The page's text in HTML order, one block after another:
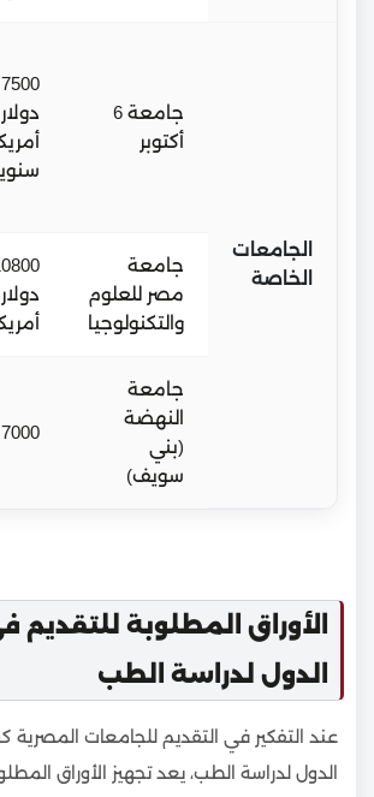
الجامعات
الخاصة
جامعة 6
أكتوبر
7500
دولار
جامعة
مصر للعلوم
والتكنولوجيا
دولار
جامعة
النهضة
(بني
سويف)
7000
الأوراق المطلوبة
الدول لدراسة الطب
عند التفكير في التقديم للجامعات
الدول لدراسة الطب، يعد تجهيز الأوراق